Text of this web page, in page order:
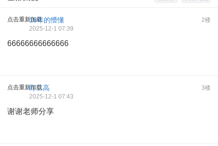
点击重新加载 2楼
15年的懵懂
2025-12-1 07:39
66666666666666
点击重新加载 3楼
盯二高
2025-12-1 07:43
谢谢老师分享